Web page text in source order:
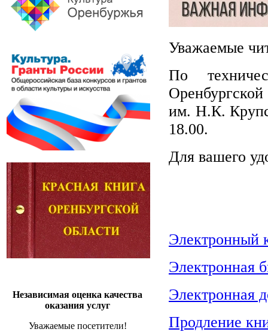
Независимая оценка качества
оказания услуг
Уважаемые посетители!
Уважаемые
По
им. Н.К.
18.00.
Для вашего
Электронный
Электронная
Электронная
Продление